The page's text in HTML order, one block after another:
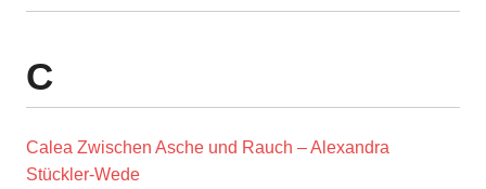
C
Calea Zwischen Asche und Rauch – Alexandra
Stückler-Wede